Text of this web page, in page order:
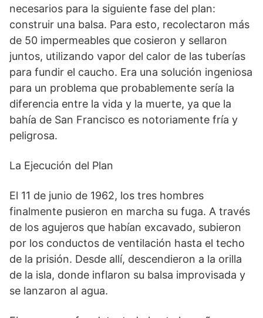
necesarios para la siguiente fase del plan:
construir una balsa. Para esto, recolectaron más
de 50 impermeables que cosieron y sellaron
juntos, utilizando vapor del calor de las tuberías
para fundir el caucho. Era una solución ingeniosa
para un problema que probablemente sería la
diferencia entre la vida y la muerte, ya que la
bahía de San Francisco es notoriamente fría y
peligrosa.
La Ejecución del Plan
El 11 de junio de 1962, los tres hombres
finalmente pusieron en marcha su fuga. A través
de los agujeros que habían excavado, subieron
por los conductos de ventilación hasta el techo
de la prisión. Desde allí, descendieron a la orilla
de la isla, donde inflaron su balsa improvisada y
se lanzaron al agua.